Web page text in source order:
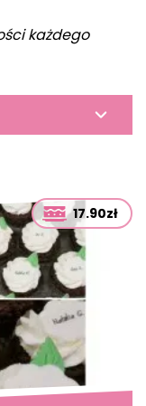
każdego
17.90zł